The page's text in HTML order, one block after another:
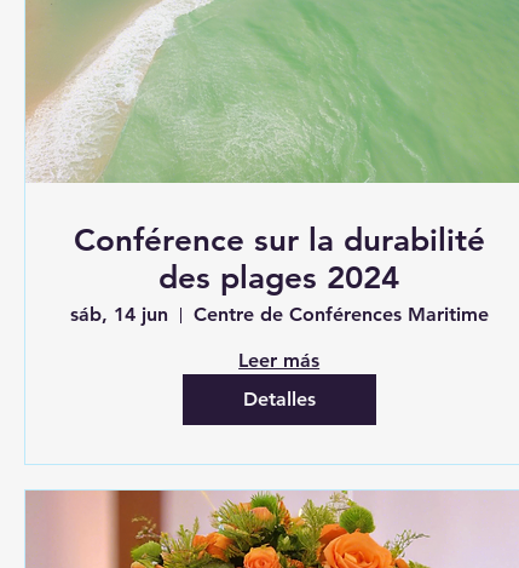
Conférence sur la durabilité
des plages 2024
sáb, 14 jun
Centre de Conférences Maritime
Leer más
Detalles